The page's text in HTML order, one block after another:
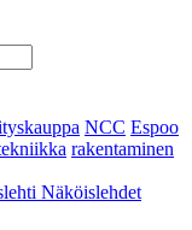
NCC Espoo
rakentaminen
Näköislehdet